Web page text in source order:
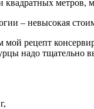
метров,
– невысокая
мой рецепт
надо тщательно